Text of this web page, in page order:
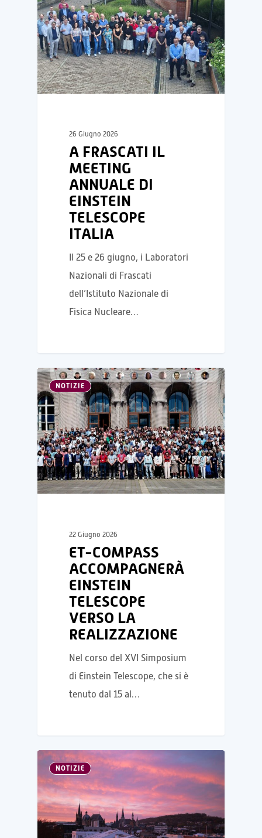
26 Giugno 2026
A FRASCATI IL
MEETING
ANNUALE DI
EINSTEIN
TELESCOPE
ITALIA
Il 25 e 26 giugno, i Laboratori
Nazionali di Frascati
dell’Istituto Nazionale di
Fisica Nucleare…
NOTIZIE
22 Giugno 2026
ET-COMPASS
ACCOMPAGNERÀ
EINSTEIN
TELESCOPE
VERSO LA
REALIZZAZIONE
Nel corso del XVI Simposium
di Einstein Telescope, che si è
tenuto dal 15 al…
NOTIZIE